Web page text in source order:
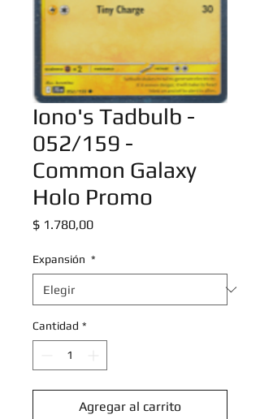
Iono's Tadbulb -
052/159 -
Common Galaxy
Holo Promo
$ 1.780,00Precio
Expansión *
Cantidad *
Agregar al carrito